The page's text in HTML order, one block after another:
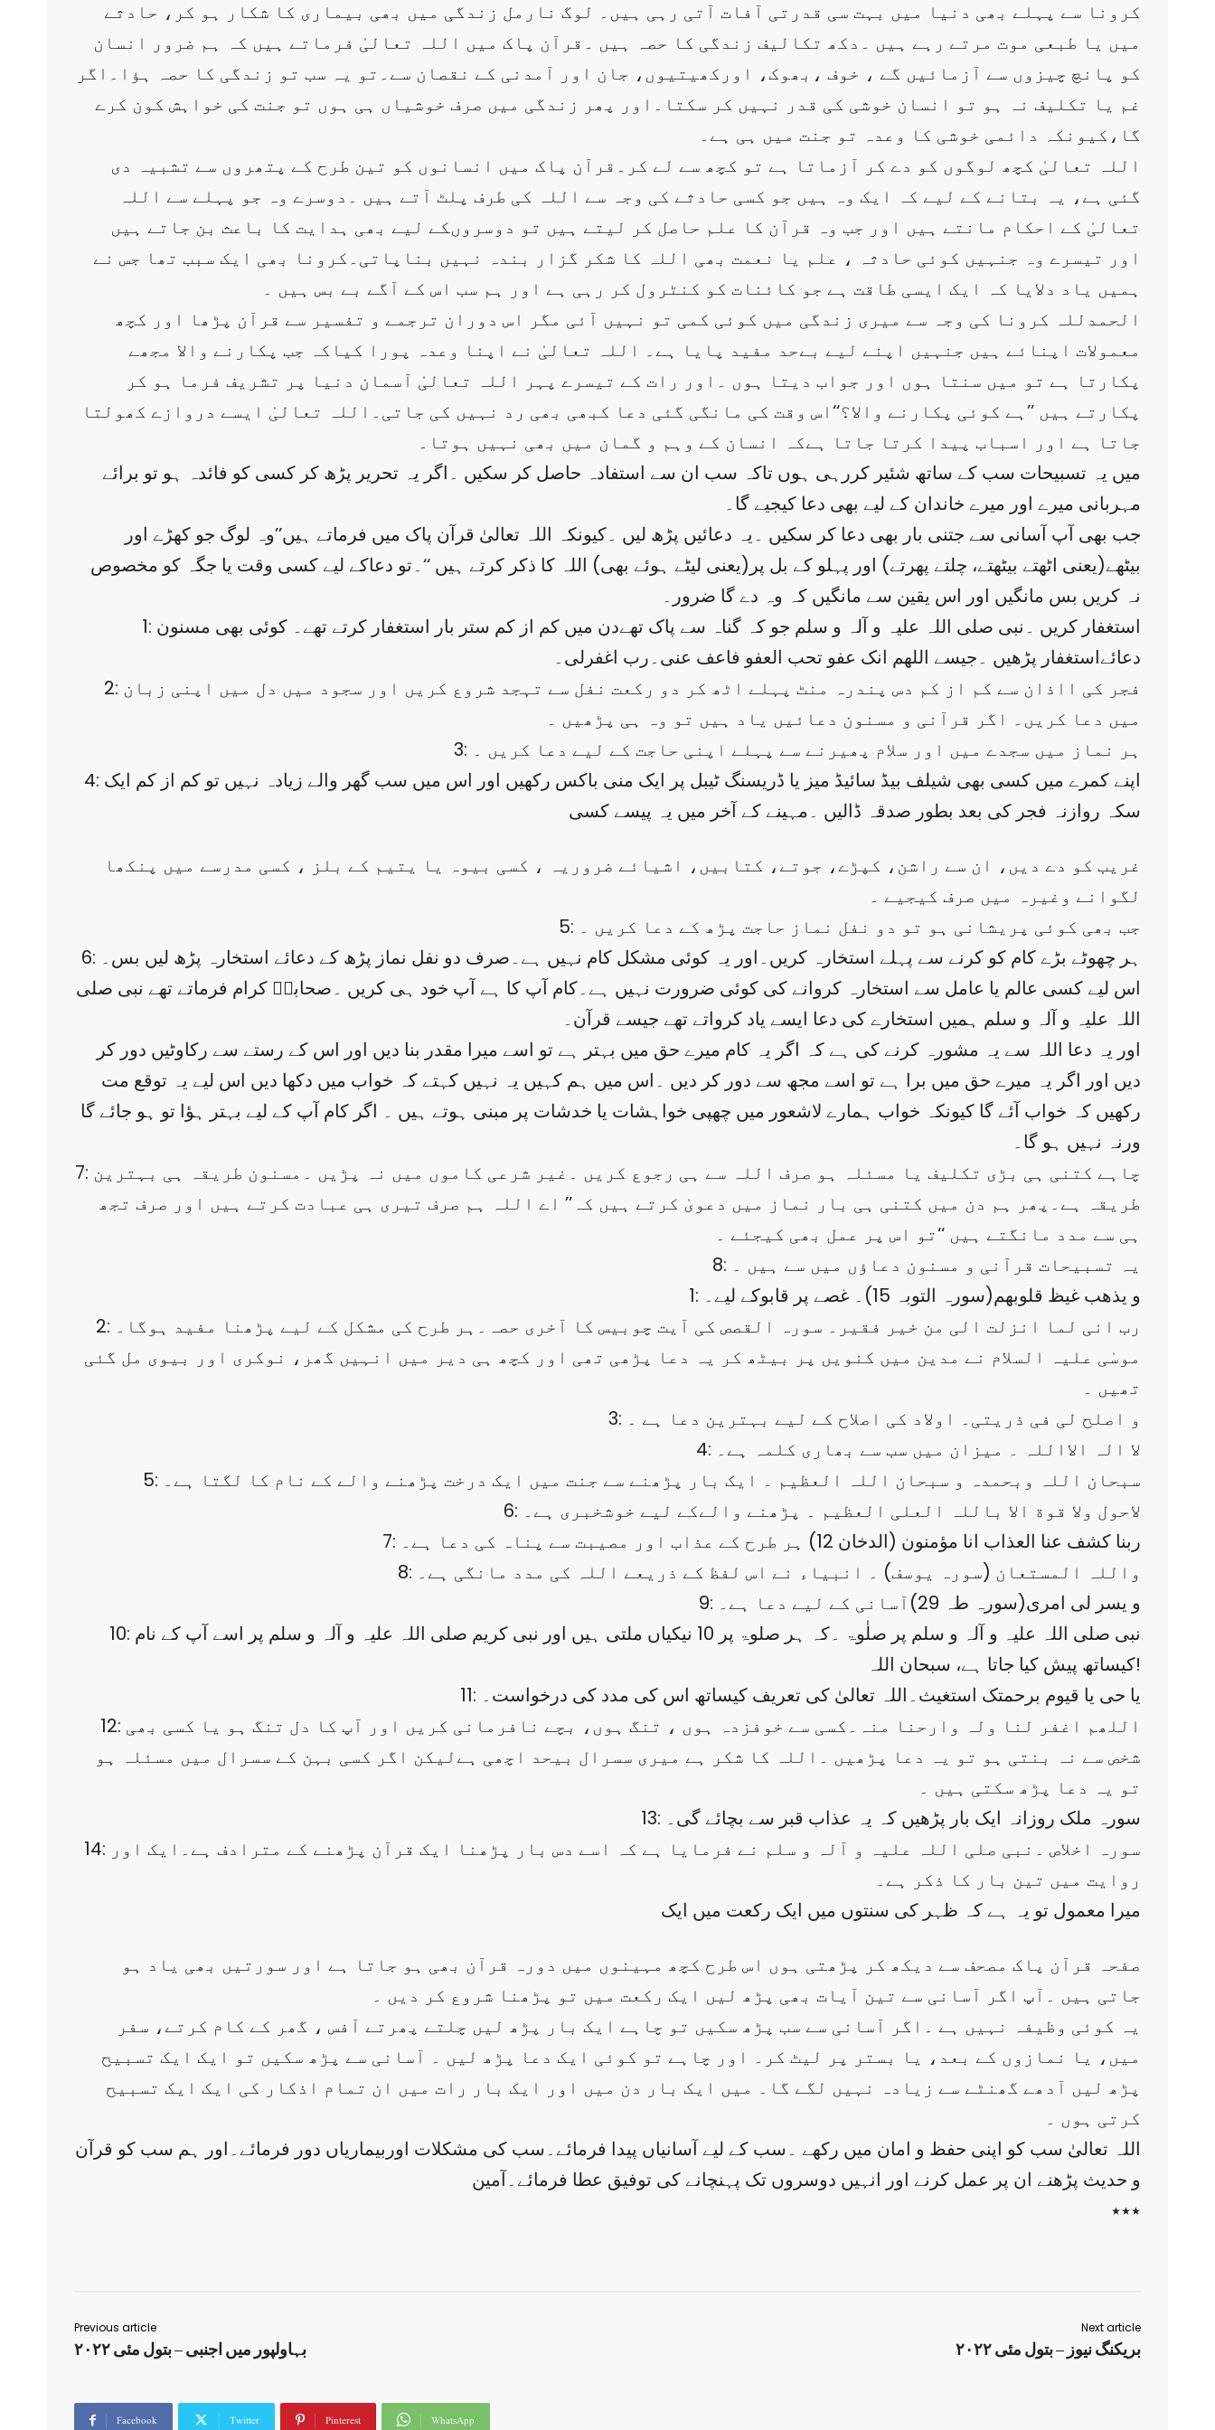
کرونا سے پہلے بھی دنیا میں بہت سی قدرتی آفات آتی رہی ہیں۔ لوگ نارمل زندگی میں بھی بیماری کا شکار ہو کر، حادثے
میں یا طبعی موت مرتے رہے ہیں ۔دکھ تکالیف زندگی کا حصہ ہیں ۔قرآن پاک میں اللہ تعالیٰ فرماتے ہیں کہ ہم ضرور انسان
کو پانچ چیزوں سے آزمائیں گے ، خوف ،بھوک، اورکھیتیوں، جان اور آمدنی کے نقصان سے۔تو یہ سب تو زندگی کا حصہ ہؤا۔اگر
غم یا تکلیف نہ ہو تو انسان خوشی کی قدر نہیں کر سکتا۔اور پھر زندگی میں صرف خوشیاں ہی ہوں تو جنت کی خواہش کون کرے
گا،کیونکہ دائمی خوشی کا وعدہ تو جنت میں ہی ہے۔
اللہ تعالیٰ کچھ لوگوں کو دے کر آزماتا ہے تو کچھ سے لے کر۔قرآن پاک میں انسانوں کو تین طرح کے پتھروں سے تشبیہ دی
گئی ہے، یہ بتانے کے لیے کہ ایک وہ ہیں جو کسی حادثے کی وجہ سے اللہ کی طرف پلٹ آتے ہیں ۔دوسرے وہ جو پہلے سے اللہ
تعالیٰ کے احکام مانتے ہیں اور جب وہ قرآن کا علم حاصل کر لیتے ہیں تو دوسروںکے لیے بھی ہدایت کا باعث بن جاتے ہیں
اور تیسرے وہ جنہیں کوئی حادثہ ، علم یا نعمت بھی اللہ کا شکر گزار بندہ نہیں بناپاتی۔کرونا بھی ایک سبب تھا جس نے
ہمیں یاد دلایا کہ ایک ایسی طاقت ہے جو کائنات کو کنٹرول کر رہی ہے اور ہم سب اس کے آگے بے بس ہیں ۔
الحمدللہ کرونا کی وجہ سے میری زندگی میں کوئی کمی تو نہیں آئی مگر اس دوران ترجمے و تفسیر سے قرآن پڑھا اور کچھ
معمولات اپنائے ہیں جنہیں اپنے لیے بےحد مفید پایا ہے۔ اللہ تعالیٰ نے اپنا وعدہ پورا کیاکہ جب پکارنے والا مجھے
پکارتا ہے تو میں سنتا ہوں اور جواب دیتا ہوں ۔اور رات کے تیسرے پہر اللہ تعالیٰ آسمان دنیا پر تشریف فرما ہو کر
پکارتے ہیں ’’ہے کوئی پکارنے والا؟‘‘اس وقت کی مانگی گئی دعا کبھی بھی رد نہیں کی جاتی۔اللہ تعالیٰ ایسے دروازے کھولتا
جاتا ہے اور اسباب پیدا کرتا جاتا ہےکہ انسان کے وہم و گمان میں بھی نہیں ہوتا۔
میں یہ تسبیحات سب کے ساتھ شئیر کررہی ہوں تاکہ سب ان سے استفادہ حاصل کر سکیں ۔اگر یہ تحریر پڑھ کر کسی کو فائدہ ہو تو برائے
مہربانی میرے اور میرے خاندان کے لیے بھی دعا کیجیے گا۔
جب بھی آپ آسانی سے جتنی بار بھی دعا کر سکیں ۔یہ دعائیں پڑھ لیں ۔کیونکہ اللہ تعالیٰ قرآن پاک میں فرماتے ہیں’’وہ لوگ جو کھڑے اور
بیٹھے(یعنی اٹھتے بیٹھتے، چلتے پھرتے) اور پہلو کے بل پر(یعنی لیٹے ہوئے بھی) اللہ کا ذکر کرتے ہیں ‘‘۔تو دعاکے لیے کسی وقت یا جگہ کو مخصوص
نہ کریں بس مانگیں اور اس یقین سے مانگیں کہ وہ دے گا ضرور۔
1: استغفار کریں ۔نبی صلی اللہ علیہ و آلہ و سلم جو کہ گناہ سے پاک تھےدن میں کم از کم ستر بار استغفار کرتے تھے۔ کوئی بھی مسنون
دعائےاستغفار پڑھیں ۔جیسے اللھم انک عفو تحب العفو فاعف عنی۔رب اغفرلی۔
2: فجر کی ااذان سے کم از کم دس پندرہ منٹ پہلے اٹھ کر دو رکعت نفل سے تہجد شروع کریں اور سجود میں دل میں اپنی زبان
میں دعا کریں۔ اگر قرآنی و مسنون دعائیں یاد ہیں تو وہ ہی پڑھیں ۔
3: ہر نماز میں سجدے میں اور سلام پھیرنے سے پہلے اپنی حاجت کے لیے دعا کریں ۔
4: اپنے کمرے میں کسی بھی شیلف بیڈ سائیڈ میز یا ڈریسنگ ٹیبل پر ایک منی باکس رکھیں اور اس میں سب گھر والے زیادہ نہیں تو کم از کم ایک
سکہ روازنہ فجر کی بعد بطور صدقہ ڈالیں ۔مہینے کے آخر میں یہ پیسے کسی
غریب کو دے دیں، ان سے راشن، کپڑے، جوتے، کتابیں، اشیائے ضروریہ ، کسی بیوہ یا یتیم کے بلز ، کسی مدرسے میں پنکھا
لگوانے وغیرہ میں صرف کیجیے ۔
5: جب بھی کوئی پریشانی ہو تو دو نفل نماز حاجت پڑھ کے دعا کریں ۔
6: ہر چھوٹے بڑے کام کو کرنے سے پہلے استخارہ کریں۔اور یہ کوئی مشکل کام نہیں ہے۔صرف دو نفل نماز پڑھ کے دعائے استخارہ پڑھ لیں بس۔
اس لیے کسی عالم یا عامل سے استخارہ کروانے کی کوئی ضرورت نہیں ہے۔کام آپ کا ہے آپ خود ہی کریں ۔صحابہؓ کرام فرماتے تھے نبی صلی
اللہ علیہ و آلہ و سلم ہمیں استخارے کی دعا ایسے یاد کرواتے تھے جیسے قرآن۔
اور یہ دعا اللہ سے یہ مشورہ کرنے کی ہے کہ اگر یہ کام میرے حق میں بہتر ہے تو اسے میرا مقدر بنا دیں اور اس کے رستے سے رکاوٹیں دور کر
دیں اور اگر یہ میرے حق میں برا ہے تو اسے مجھ سے دور کر دیں ۔اس میں ہم کہیں یہ نہیں کہتے کہ خواب میں دکھا دیں اس لیے یہ توقع مت
رکھیں کہ خواب آئے گا کیونکہ خواب ہمارے لاشعور میں چھپی خواہشات یا خدشات پر مبنی ہوتے ہیں ۔ اگر کام آپ کے لیے بہتر ہؤا تو ہو جائے گا
ورنہ نہیں ہو گا۔
7: چاہے کتنی ہی بڑی تکلیف یا مسئلہ ہو صرف اللہ سے ہی رجوع کریں ۔غیر شرعی کاموں میں نہ پڑیں ۔مسنون طریقہ ہی بہترین
طریقہ ہے۔پھر ہم دن میں کتنی ہی بار نماز میں دعویٰ کرتے ہیں کہ’’ اے اللہ ہم صرف تیری ہی عبادت کرتے ہیں اور صرف تجھ
ہی سے مدد مانگتے ہیں ‘‘تو اس پر عمل بھی کیجئے ۔
8: یہ تسبیحات قرآنی و مسنون دعاؤں میں سے ہیں ۔
1: و یذھب غیظ قلوبھم(سورہ التوبہ 15)۔ غصے پر قابوکے لیے۔
2: رب انی لما انزلت الی من خیر فقیر۔ سورہ القصص کی آیت چوبیس کا آخری حصہ۔ہر طرح کی مشکل کے لیے پڑھنا مفید ہوگا۔
موسٰی علیہ السلام نے مدین میں کنویں پر بیٹھ کر یہ دعا پڑھی تھی اور کچھ ہی دیر میں انہیں گھر، نوکری اور بیوی مل گئی
تھیں ۔
3: و اصلح لی فی ذریتی۔ اولاد کی اصلاح کے لیے بہترین دعا ہے ۔
4: لا الہ الااللہ ۔ میزان میں سب سے بھاری کلمہ ہے۔
5: سبحان اللہ وبحمدہ و سبحان اللہ العظيم ۔ ایک بار پڑھنے سے جنت میں ایک درخت پڑھنے والے کے نام کا لگتا ہے۔
6: لاحول ولا قوة الا باللہ العلی العظيم ۔ پڑھنے والےکے لیے خوشخبری ہے۔
7: ربنا کشف عنا العذاب انا مؤمنون (الدخان 12) ہر طرح کے عذاب اور مصیبت سے پناہ کی دعا ہے۔
8: واللہ المستعان (سورہ یوسف) ۔ انبیاء نے اس لفظ کے ذریعے اللہ کی مدد مانگی ہے۔
9: و یسر لی امری(سورہ طہ 29)آسانی کے لیے دعا ہے۔
10: نبی صلی اللہ علیہ و آلہ و سلم پر صلٰوۃ ۔کہ ہر صلوۃ پر 10 نیکیاں ملتی ہیں اور نبی کریم صلی اللہ علیہ و آلہ و سلم پر اسے آپ کے نام
کیساتھ پیش کیا جاتا ہے، سبحان اللہ!
11: یا حی یا قیوم برحمتک استغیث۔اللہ تعالیٰ کی تعریف کیساتھ اس کی مدد کی درخواست۔
12: اللھم اغفر لنا ولہ وارحنا منہ۔کسی سے خوفزدہ ہوں ، تنگ ہوں، بچے نافرمانی کریں اور آپ کا دل تنگ ہو یا کسی بھی
شخص سے نہ بنتی ہو تو یہ دعا پڑھیں ۔اللہ کا شکر ہے میری سسرال بیحد اچھی ہےلیکن اگر کسی بہن کے سسرال میں مسئلہ ہو
تو یہ دعا پڑھ سکتی ہیں ۔
13: سورہ ملک روزانہ ایک بار پڑھیں کہ یہ عذاب قبر سے بچائے گی۔
14: سورہ اخلاص ۔نبی صلی اللہ علیہ و آلہ و سلم نے فرمایا ہے کہ اسے دس بار پڑھنا ایک قرآن پڑھنے کے مترادف ہے۔ایک اور
روایت میں تین بار کا ذکر ہے۔
میرا معمول تو یہ ہے کہ ظہر کی سنتوں میں ایک رکعت میں ایک
صفحہ قرآن پاک مصحف سے دیکھ کر پڑھتی ہوں اس طرح کچھ مہینوں میں دورہ قرآن بھی ہو جاتا ہے اور سورتیں بھی یاد ہو
جاتی ہیں ۔آپ اگر آسانی سے تین آیات بھی پڑھ لیں ایک رکعت میں تو پڑھنا شروع کر دیں ۔
یہ کوئی وظیفہ نہیں ہے ۔اگر آسانی سے سب پڑھ سکیں تو چاہے ایک بار پڑھ لیں چلتے پھرتے آفس ، گھر کے کام کرتے، سفر
میں، یا نمازوں کے بعد، یا بستر پر لیٹ کر۔ اور چاہے تو کوئی ایک دعا پڑھ لیں ۔ آسانی سے پڑھ سکیں تو ایک ایک تسبیح
پڑھ لیں آدھے گھنٹے سے زیادہ نہیں لگے گا۔ میں ایک بار دن میں اور ایک بار رات میں ان تمام اذکار کی ایک ایک تسبیح
کرتی ہوں ۔
اللہ تعالیٰ سب کو اپنی حفظ و امان میں رکھے ۔سب کے لیے آسانیاں پیدا فرمائے۔سب کی مشکلات اوربیماریاں دور فرمائے۔اور ہم سب کو قرآن
و حدیث پڑھنے ان پر عمل کرنے اور انہیں دوسروں تک پہنچانے کی توفیق عطا فرمائے۔آمین
٭٭٭
Previous article
بہاولپور میں اجنبی – بتول مئی ۲۰۲۲
Next article
بریکنگ نیوز – بتول مئی ۲۰۲۲
Facebook Twitter Pinterest WhatsApp